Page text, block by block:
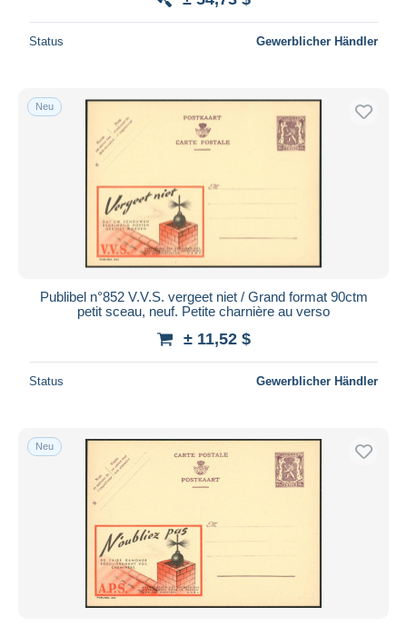
Status Gewerblicher Händler
Neu
Publibel n°852 V.V.S. vergeet niet / Grand format 90ctm
petit sceau, neuf. Petite charnière au verso
± 11,52 $
Status Gewerblicher Händler
Neu